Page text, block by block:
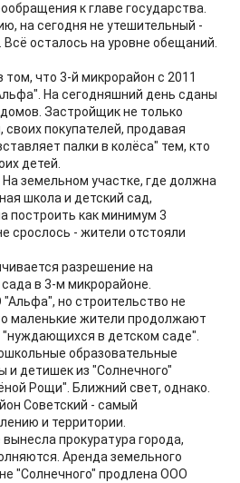
к главе государства.
на сегодня не утешительный -
осталось на уровне обещаний.
том, что 3-й микрорайон с 2011
На сегодняшний день сданы
Застройщик не только
покупателей, продавая
палки в колёса" тем, кто
детей.
земельном участке, где должна
школа и детский сад,
построить как минимум 3
срослось - жители отстояли
разрешение на
в 3-м микрорайоне.
но строительство не
маленькие жители продолжают
в детском саде".
образовательные
и детишек из "Солнечного"
Рощи". Ближний свет, однако.
Советский - самый
и территории.
прокуратура города,
Аренда земельного
"Солнечного" продлена ООО